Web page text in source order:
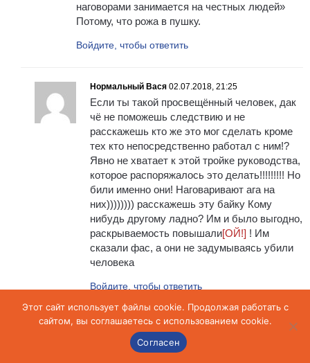
наговорами занимается на честных людей»
Потому, что рожа в пушку.
Войдите, чтобы ответить
Нормальный Вася 02.07.2018, 21:25
Если ты такой просвещённый человек, дак
чё не поможешь следствию и не
расскажешь кто же это мог сделать кроме
тех кто непосредственно работал с ним!?
Явно не хватает к этой тройке руководства,
которое распоряжалось это делать!!!!!!!!! Но
били именно они! Наговаривают ага на
них)))))))) расскажешь эту байку Кому
нибудь другому ладно? Им и было выгодно,
раскрываемость повышали[ОЙ!] ! Им
сказали фас, а они не задумываясь убили
человека
Войдите, чтобы ответить
Сидят именно те!
Этот сайт использует файлы cookie. Продолжая работать с
сайтом, вы соглашаетесь с использованием cookie.
Согласен